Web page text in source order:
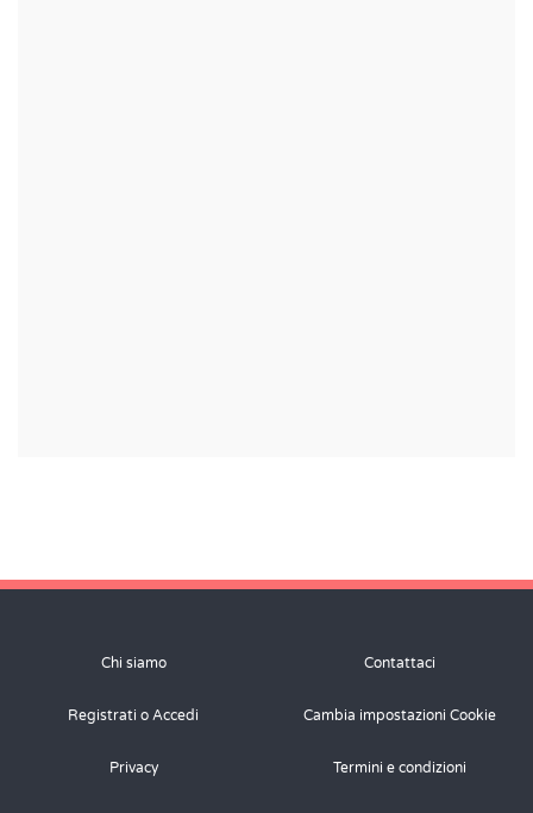
Chi siamo Contattaci
Registrati o Accedi Cambia impostazioni Cookie
Privacy Termini e condizioni